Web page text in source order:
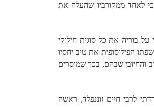
לאחד ממקורביו שהעלה את
בוריה את כל סוגית חילוקי
הפילוסופית את טיב יחסיו
והחיובי שבהם, בכך שמוסרים
לרבי חיים זוננפלד, ראשה